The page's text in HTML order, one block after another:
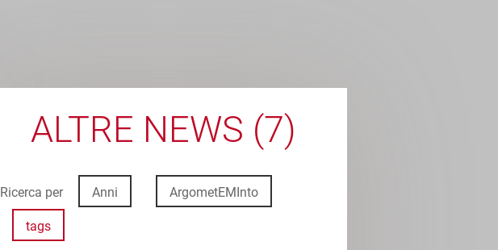
ALTRE NEWS (7)
Ricerca per Anni ArgometEMInto
tags